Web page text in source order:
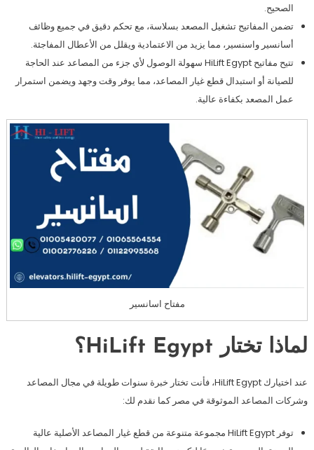
الصحيح.
تضمن المفاتيح تشغيل المصعد بسلاسة، مع تحكم دقيق في جميع وظائف
أسانسير واسنسير، مما يزيد من الاعتمادية ويقلل من الأعطال المفاجئة.
تتيح مفاتيح HiLift Egypt سهولة الوصول لأي جزء من المصاعد عند الحاجة
للصيانة أو استبدال قطع غيار المصاعد، مما يوفر وقت وجهد ويضمن استمرار
عمل المصعد بكفاءة عالية.
مفتاح اسانسير
لماذا تختار HiLift Egypt؟
عند اختيارك HiLift Egypt، فأنت تختار خبرة سنوات طويلة في مجال المصاعد
وشركات المصاعد الموثوقة في مصر كما نقدم لك:
توفر HiLift Egypt مجموعة متنوعة من قطع غيار المصاعد الأصلية عالية